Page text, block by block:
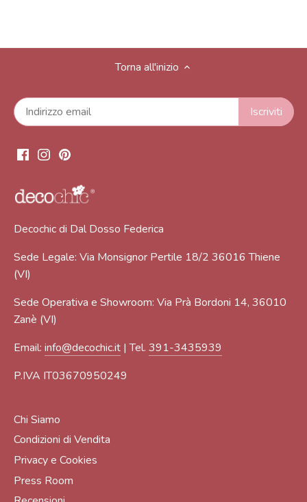
Torna all'inizio
Decochic di Dal Dosso Federica
Sede Legale: Via Monsignor Pertile 18/2 36016 Thiene
(VI)
Sede Operativa e Showroom: Via Prà Bordoni 14, 36010
Zanè (VI)
Email: info@decochic.it | Tel. 391-3435939
P.IVA IT03670950249
Chi Siamo
Condizioni di Vendita
Privacy e Cookies
Press Room